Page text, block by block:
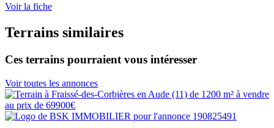
Voir la fiche
Terrains similaires
Ces terrains pourraient vous intéresser
Voir toutes les annonces